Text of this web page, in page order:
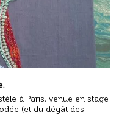
à Paris, venue en stage
(et du dégât des